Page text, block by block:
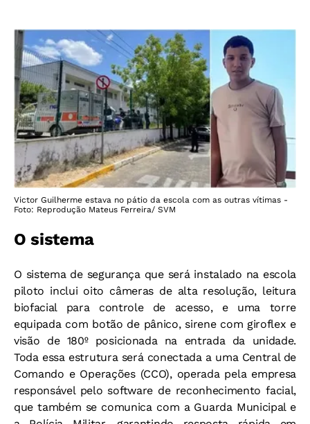
Victor Guilherme estava no pátio da escola com as outras vítimas -
Foto: Reprodução Mateus Ferreira/ SVM
O sistema
O sistema de segurança que será instalado na escola
piloto inclui oito câmeras de alta resolução, leitura
biofacial para controle de acesso, e uma torre
equipada com botão de pânico, sirene com giroflex e
visão de 180º posicionada na entrada da unidade.
Toda essa estrutura será conectada a uma Central de
Comando e Operações (CCO), operada pela empresa
responsável pelo software de reconhecimento facial,
que também se comunica com a Guarda Municipal e